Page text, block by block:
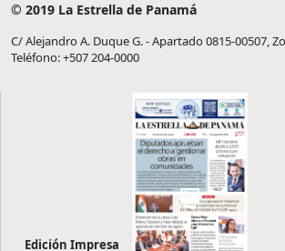
© 2019 La Estrella de Panamá
C/ Alejandro A. Duque G. - Apartado 0815-00507,
Teléfono: +507 204-0000
Edición Impresa